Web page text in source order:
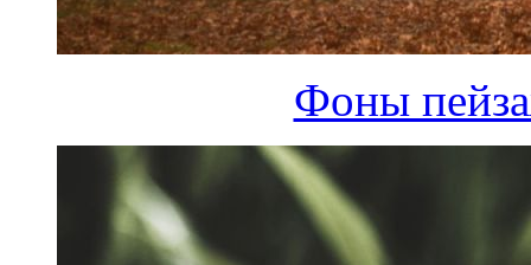
Фоны